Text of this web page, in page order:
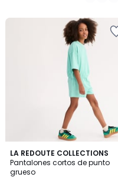
LA REDOUTE COLLECTIONS
Pantalones cortos de punto
grueso
4
/
5
3
Colores